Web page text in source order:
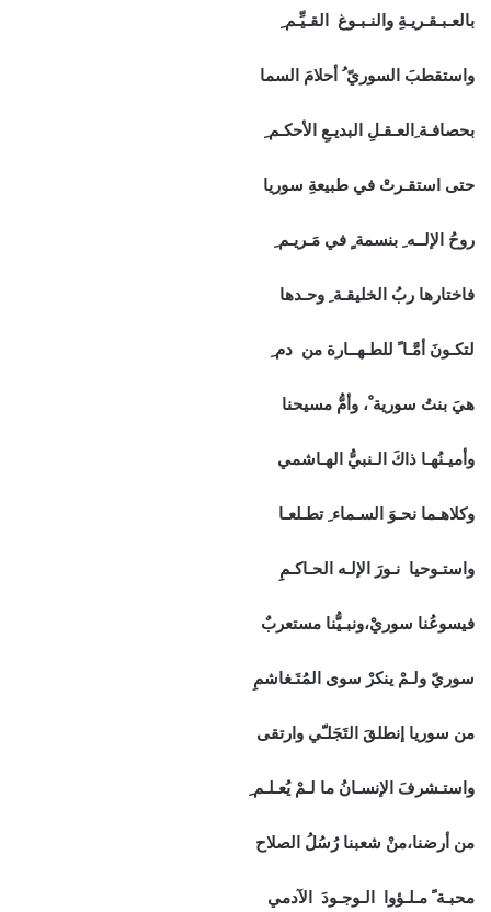
بالعـبـقـريـةِ والنـبـوغ القـيِّـم ِ
واستقطبَ السوريّ ُ أحلامَ السما
بحصافـة ِالعـقـلِ البديـعِ الأحكـم ِ
حتى استقـرتْ في طبيعةِ سوريا
روحُ الإلــه ِ بنسمة ٍ في مَـريـم ِ
فاختارها ربُ الخليقـة ِ وحـدها
لتكـونَ أمَّـا ً للطـهــارة من دم ِ
هيَ بنتُ سورية ْ، وأمُّ مسيحنا
وأميـنُهـا ذاكَ الـنبيُّ الهـاشمي
وكلاهـما نحـوَ السـماء ِ تطـلعـا
واستـوحيا نـورَ الإلـه الحـاكـمِ
فيسوعُنا سوريْ،ونبـيُّنا مستعربٌ
سوريّ ولـمْ ينكرْ سوى المُتَـغاشمِ
من سوريا إنطلقَ التَجَلـّي وارتقى
واستـشرفَ الإنسـانُ ما لـمْ يُعـلـم ِ
من أرضنا،منْ شعبنا رُسُلُ الصلاح
محبـة ً مـلـؤوا الـوجـودَ الآدمي